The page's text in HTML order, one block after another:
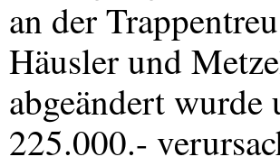
an der
Häusler und
abgeändert
225.000.-